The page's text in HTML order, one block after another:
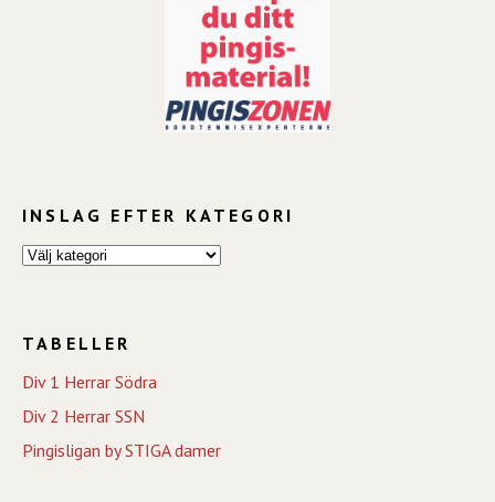
INSLAG EFTER KATEGORI
TABELLER
Div 1 Herrar Södra
Div 2 Herrar SSN
Pingisligan by STIGA damer